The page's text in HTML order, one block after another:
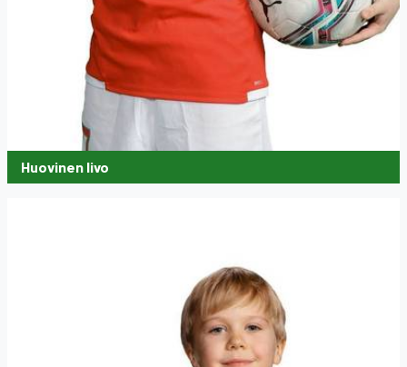
Huovinen Iivo